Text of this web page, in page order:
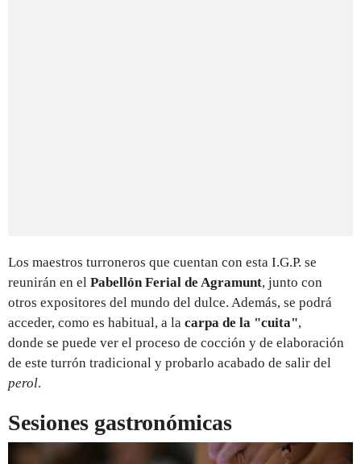
Los maestros turroneros que cuentan con esta I.G.P. se
reunirán en el Pabellón Ferial de Agramunt, junto con
otros expositores del mundo del dulce. Además, se podrá
acceder, como es habitual, a la carpa de la "cuita",
donde se puede ver el proceso de cocción y de elaboración
de este turrón tradicional y probarlo acabado de salir del
perol.
Sesiones gastronómicas